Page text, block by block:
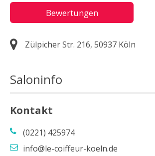
Bewertungen
Zülpicher Str. 216, 50937 Köln
Saloninfo
Kontakt
(0221) 425974
info@le-coiffeur-koeln.de